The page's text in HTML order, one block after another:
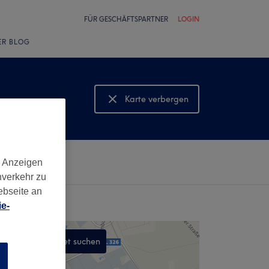
FÜR GESCHÄFTSPARTNER LOGIN
BLOG
Karte verbergen
Karte anzeigen
In diesem Gebiet suchen
zu
an